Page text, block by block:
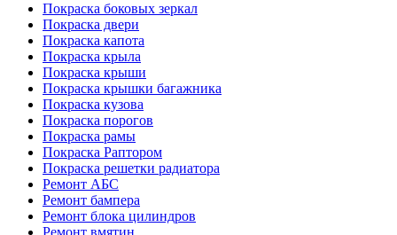
Покраска боковых зеркал
Покраска двери
Покраска капота
Покраска крыла
Покраска крыши
Покраска крышки багажника
Покраска кузова
Покраска порогов
Покраска рамы
Покраска Раптором
Покраска решетки радиатора
Ремонт АБС
Ремонт бампера
Ремонт блока цилиндров